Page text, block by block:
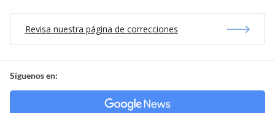
Revisa nuestra página de correcciones
Síguenos en: